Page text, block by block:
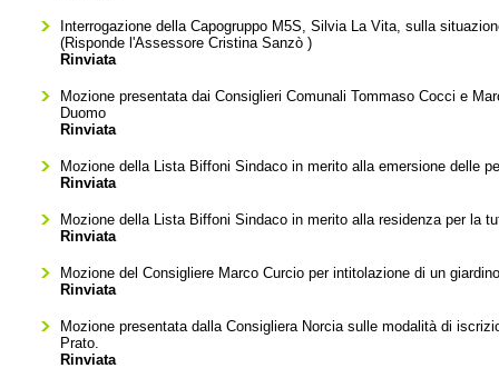
Interrogazione della Capogruppo M5S, Silvia La Vita, sulla
(Risponde l'AssessoreCristina Sanzò )
Rinviata
Mozione presentata dai Consiglieri Comunali Tommaso Cocci e
Duomo
Rinviata
Mozione della Lista Biffoni Sindaco in merito alla emersione delle
Rinviata
Mozione della Lista Biffoni Sindaco in merito alla residenza per la
Rinviata
Mozione del Consigliere Marco Curcio per intitolazione di un
Rinviata
Mozione presentata dalla Consigliera Norcia sulle modalità di
Prato.
Rinviata